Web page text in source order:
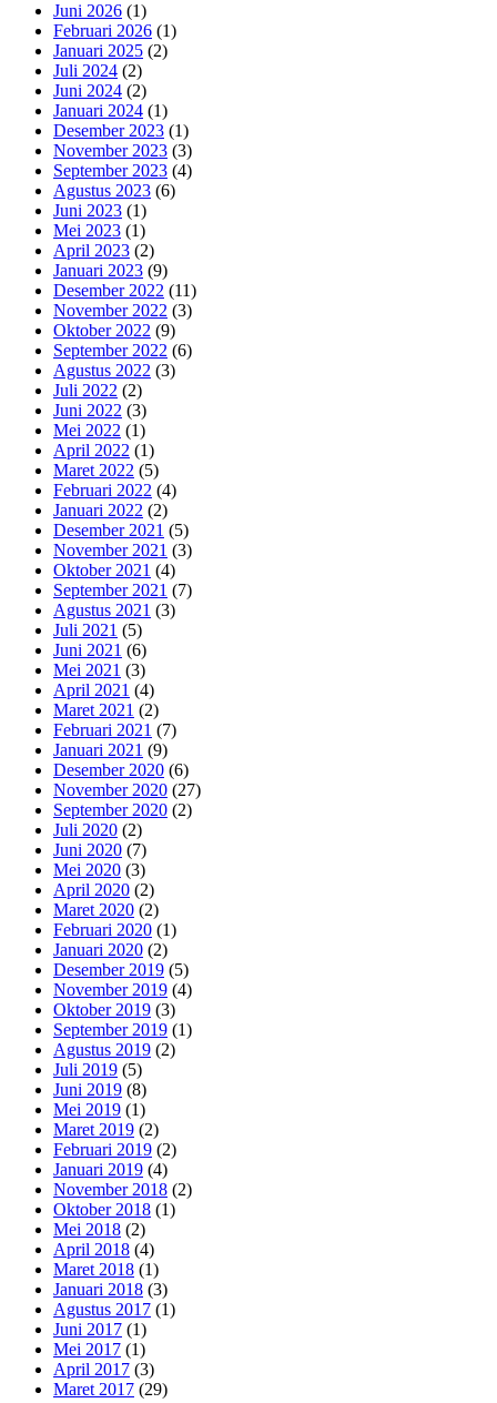
Juni 2026 (1)
Februari 2026 (1)
Januari 2025 (2)
Juli 2024 (2)
Juni 2024 (2)
Januari 2024 (1)
Desember 2023 (1)
November 2023 (3)
September 2023 (4)
Agustus 2023 (6)
Juni 2023 (1)
Mei 2023 (1)
April 2023 (2)
Januari 2023 (9)
Desember 2022 (11)
November 2022 (3)
Oktober 2022 (9)
September 2022 (6)
Agustus 2022 (3)
Juli 2022 (2)
Juni 2022 (3)
Mei 2022 (1)
April 2022 (1)
Maret 2022 (5)
Februari 2022 (4)
Januari 2022 (2)
Desember 2021 (5)
November 2021 (3)
Oktober 2021 (4)
September 2021 (7)
Agustus 2021 (3)
Juli 2021 (5)
Juni 2021 (6)
Mei 2021 (3)
April 2021 (4)
Maret 2021 (2)
Februari 2021 (7)
Januari 2021 (9)
Desember 2020 (6)
November 2020 (27)
September 2020 (2)
Juli 2020 (2)
Juni 2020 (7)
Mei 2020 (3)
April 2020 (2)
Maret 2020 (2)
Februari 2020 (1)
Januari 2020 (2)
Desember 2019 (5)
November 2019 (4)
Oktober 2019 (3)
September 2019 (1)
Agustus 2019 (2)
Juli 2019 (5)
Juni 2019 (8)
Mei 2019 (1)
Maret 2019 (2)
Februari 2019 (2)
Januari 2019 (4)
November 2018 (2)
Oktober 2018 (1)
Mei 2018 (2)
April 2018 (4)
Maret 2018 (1)
Januari 2018 (3)
Agustus 2017 (1)
Juni 2017 (1)
Mei 2017 (1)
April 2017 (3)
Maret 2017 (29)